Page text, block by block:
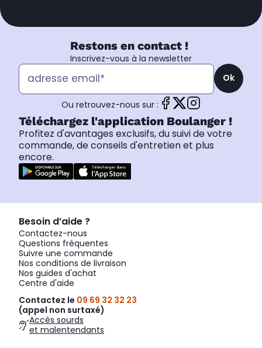
Restons en contact !
Inscrivez-vous à la newsletter
Ok
Ou retrouvez-nous sur :
Téléchargez l'application Boulanger !
Profitez d'avantages exclusifs, du suivi de votre
commande, de conseils d'entretien et plus
encore.
Besoin d’aide ?
Contactez-nous
Questions fréquentes
Suivre une commande
Nos conditions de livraison
Nos guides d'achat
Centre d'aide
Contactez le 09 69 32 32 23
(appel non surtaxé)
Accès sourds
et malentendants